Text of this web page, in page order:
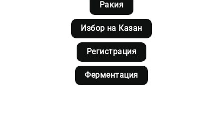
Ракия
Избор на Казан
Регистрация
Ферментация